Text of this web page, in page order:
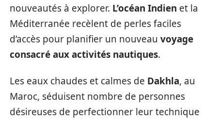
nouveautés à explorer. L’océan Indien et la
Méditerranée recèlent de perles faciles
d’accès pour planifier un nouveau voyage
consacré aux activités nautiques.
Les eaux chaudes et calmes de Dakhla, au
Maroc, séduisent nombre de personnes
désireuses de perfectionner leur technique